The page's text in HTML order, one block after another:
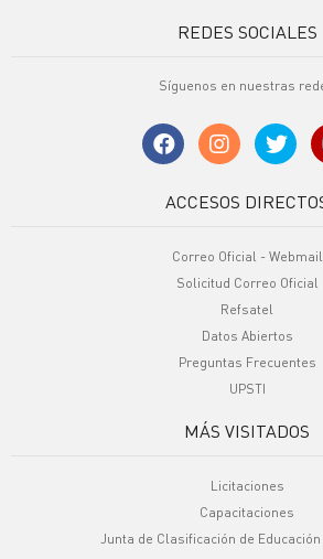
REDES SOCIALES
Síguenos en nuestras
ACCESOS
Correo Oficial - Webmail
Solicitud Correo Oficial
Refsatel
Datos Abiertos
Preguntas Frecuentes
UPSTI
MÁS VISITADOS
Licitaciones
Capacitaciones
Junta de Clasificación de